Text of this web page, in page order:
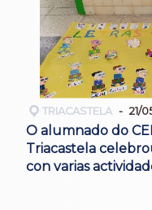
TRIACASTELA 21/
O alumnado do
Triacastela
con varias